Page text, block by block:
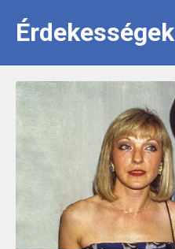
Érdekességek